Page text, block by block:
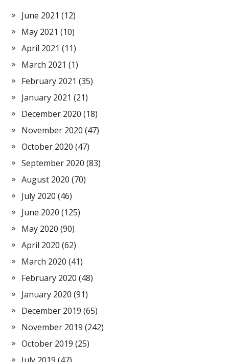
June 2021 (12)
May 2021 (10)
April 2021 (11)
March 2021 (1)
February 2021 (35)
January 2021 (21)
December 2020 (18)
November 2020 (47)
October 2020 (47)
September 2020 (83)
August 2020 (70)
July 2020 (46)
June 2020 (125)
May 2020 (90)
April 2020 (62)
March 2020 (41)
February 2020 (48)
January 2020 (91)
December 2019 (65)
November 2019 (242)
October 2019 (25)